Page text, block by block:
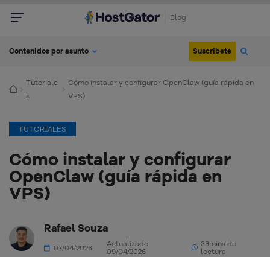
Blog
Contenidos por asunto Suscríbete
Tutoriale
s
Cómo instalar y configurar OpenClaw (guía rápida en
VPS)
TUTORIALES
Cómo instalar y configurar
OpenClaw (guía rápida en
VPS)
Rafael Souza
07/04/2026
Actualizado
09/04/2026
33mins de
lectura